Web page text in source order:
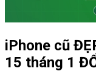
iPhone cũ
15 tháng 1